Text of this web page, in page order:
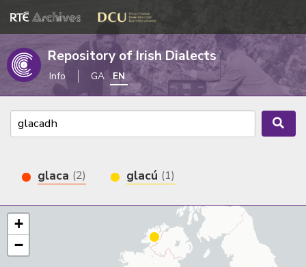
Repository of Irish Dialects
Info GA EN
glaca (2) glacú (1)
+
−